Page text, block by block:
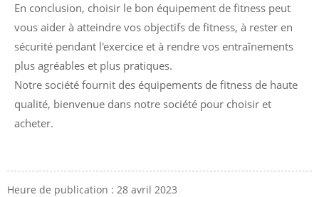
En conclusion, choisir le bon équipement de fitness peut
vous aider à atteindre vos objectifs de fitness, à rester en
sécurité pendant l'exercice et à rendre vos entraînements
plus agréables et plus pratiques.
Notre société fournit des équipements de fitness de haute
qualité, bienvenue dans notre société pour choisir et
acheter.
Heure de publication : 28 avril 2023